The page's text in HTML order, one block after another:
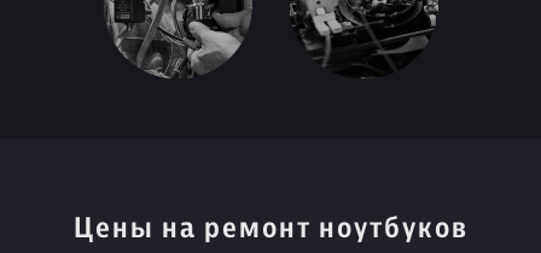
Цены на ремонт ноутбуков